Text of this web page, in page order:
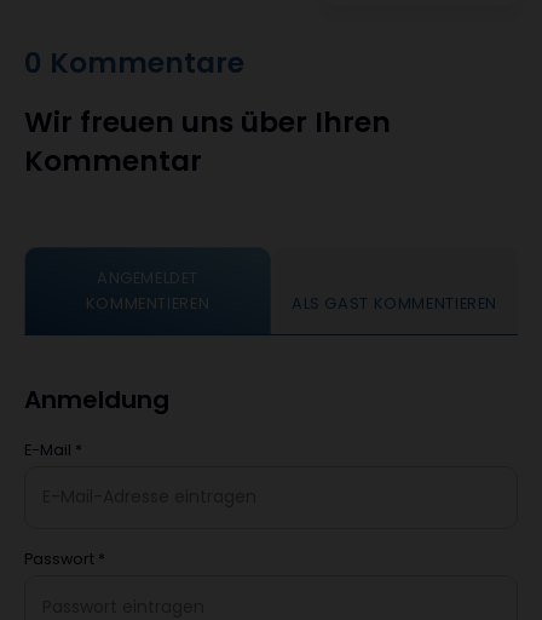
0 Kommentare
Wir freuen uns über Ihren
Kommentar
ANGEMELDET
KOMMENTIEREN
ALS GAST KOMMENTIEREN
Anmeldung
E-Mail *
Passwort *